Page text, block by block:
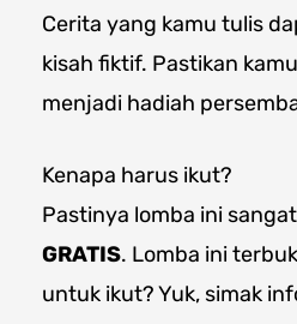
Cerita yang kamu tulis
kisah fiktif. Pastikan
menjadi hadiah
Kenapa harus ikut?
Pastinya lomba ini sangat
GRATIS. Lomba ini
untuk ikut? Yuk, simak